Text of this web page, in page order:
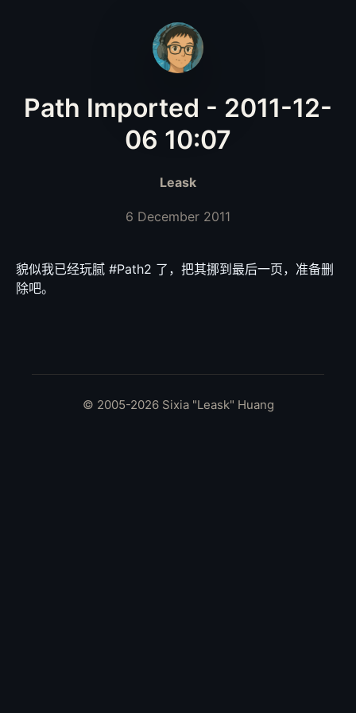
Path Imported - 2011-12-
06 10:07
Leask
6 December 2011
貌似我已经玩腻 #Path2 了，把其挪到最后一页，准备删
除吧。
© 2005-2026 Sixia "Leask" Huang